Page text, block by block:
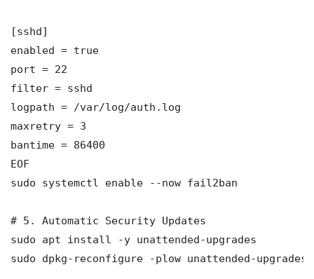
[sshd]
enabled = true
port = 22
filter = sshd
logpath = /var/log/auth.log
maxretry = 3
bantime = 86400
EOF
sudo systemctl enable --now fail2ban
# 5. Automatic Security Updates
sudo apt install -y unattended-upgrades
sudo dpkg-reconfigure -plow unattended-upgrades